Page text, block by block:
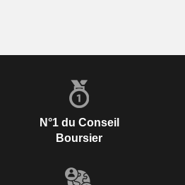
N°1 du Conseil
Boursier